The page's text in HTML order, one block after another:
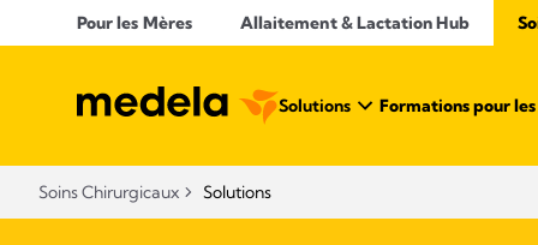
Pour les Mères Allaitement & Lactation Hub
Solutions Formations pour
Soins Chirurgicaux Solutions